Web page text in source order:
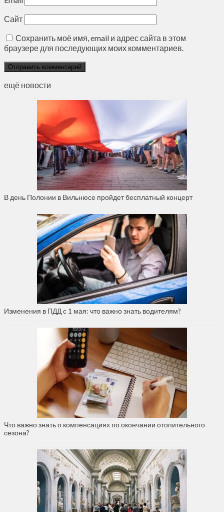
Сайт
Сохранить моё имя, email и адрес сайта в этом
браузере для последующих моих комментариев.
ещё новости
В день Полонии в Вильнюсе пройдет бесплатный концерт
Изменения в ПДД с 1 мая: что важно знать водителям?
Что важно знать о компенсациях по окончании отопительного
сезона?